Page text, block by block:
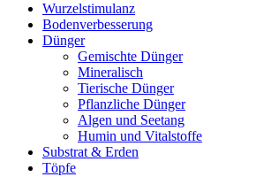
Wurzelstimulanz
Bodenverbesserung
Dünger
Gemischte Dünger
Mineralisch
Tierische Dünger
Pflanzliche Dünger
Algen und Seetang
Humin und Vitalstoffe
Substrat & Erden
Töpfe